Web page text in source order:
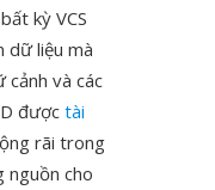
kỳ VCS
dữ liệu mà
và các
được tài
rãi trong
nguồn cho